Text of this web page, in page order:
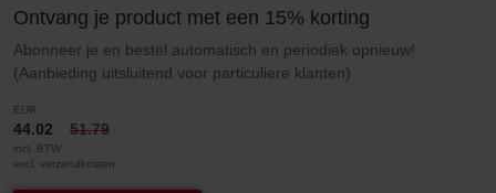
Ontvang je product met een 15% korting
Abonneer je en bestel automatisch en periodiek opnieuw!
(Aanbieding uitsluitend voor particuliere klanten)
EUR
44.02 51.79
incl. BTW
excl. verzendkosten